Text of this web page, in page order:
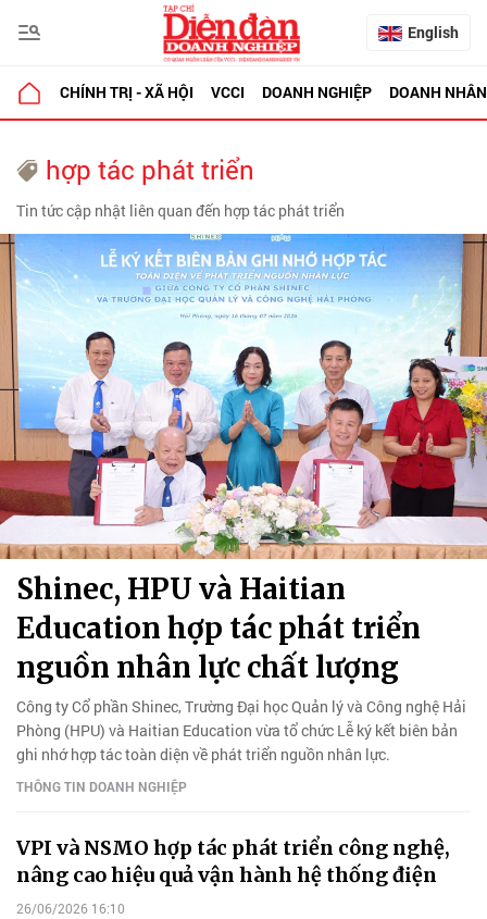
English
CHÍNH TRỊ - XÃ HỘI VCCI DOANH NGHIỆP DOANH NHÂN
hợp tác phát triển
Tin tức cập nhật liên quan đến hợp tác phát triển
Shinec, HPU và Haitian
Education hợp tác phát triển
nguồn nhân lực chất lượng
Công ty Cổ phần Shinec, Trường Đại học Quản lý và Công nghệ Hải
Phòng (HPU) và Haitian Education vừa tổ chức Lễ ký kết biên bản
ghi nhớ hợp tác toàn diện về phát triển nguồn nhân lực.
THÔNG TIN DOANH NGHIỆP
VPI và NSMO hợp tác phát triển công nghệ,
nâng cao hiệu quả vận hành hệ thống điện
26/06/2026 16:10